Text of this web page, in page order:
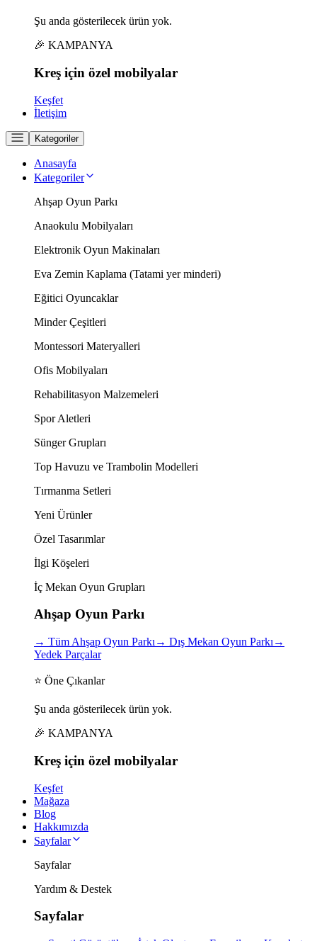
Şu anda gösterilecek ürün yok.
🎉 KAMPANYA
Kreş için özel mobilyalar
Keşfet
İletişim
Kategoriler
Anasayfa
Kategoriler
Ahşap Oyun Parkı
Anaokulu Mobilyaları
Elektronik Oyun Makinaları
Eva Zemin Kaplama (Tatami yer minderi)
Eğitici Oyuncaklar
Minder Çeşitleri
Montessori Materyalleri
Ofis Mobilyaları
Rehabilitasyon Malzemeleri
Spor Aletleri
Sünger Grupları
Top Havuzu ve Trambolin Modelleri
Tırmanma Setleri
Yeni Ürünler
Özel Tasarımlar
İlgi Köşeleri
İç Mekan Oyun Grupları
Ahşap Oyun Parkı
→ Tüm Ahşap Oyun Parkı → Dış Mekan Oyun Parkı →
Yedek Parçalar
⭐ Öne Çıkanlar
Şu anda gösterilecek ürün yok.
🎉 KAMPANYA
Kreş için özel mobilyalar
Keşfet
Mağaza
Blog
Hakkımızda
Sayfalar
Sayfalar
Yardım & Destek
Sayfalar